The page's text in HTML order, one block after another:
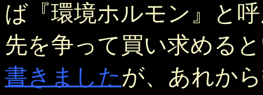
ば『環境ホルモン』と
先を争って買い求める
書きましたが、あれか